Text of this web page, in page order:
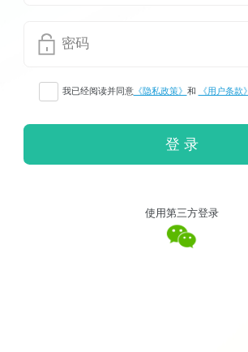
密码
我已经阅读并同意《隐私政策》 和 《用户条款》
登 录
使用第三方登录